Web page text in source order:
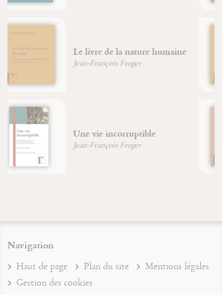
Les saints Anges
Saint Bonaventure
Edith Stein, dans les
profondeurs de l'âme
Amata Neyer
Navigation
Haut de page Plan du site
Mentions légales
Gestion des cookies